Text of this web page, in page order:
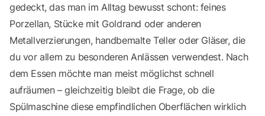
gedeckt, das man im Alltag bewusst schont: feines
Porzellan, Stücke mit Goldrand oder anderen
Metallverzierungen, handbemalte Teller oder Gläser, die
du vor allem zu besonderen Anlässen verwendest. Nach
dem Essen möchte man meist möglichst schnell
aufräumen – gleichzeitig bleibt die Frage, ob die
Spülmaschine diese empfindlichen Oberflächen wirklich